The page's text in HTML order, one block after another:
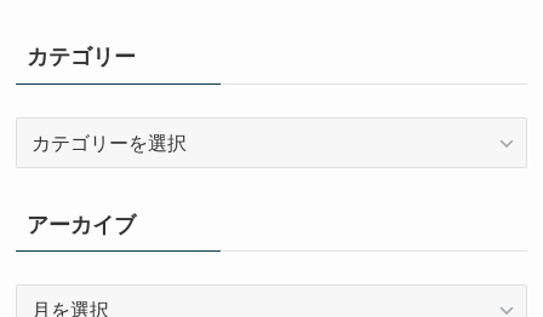
カテゴリー
リ
ー
アーカイブ